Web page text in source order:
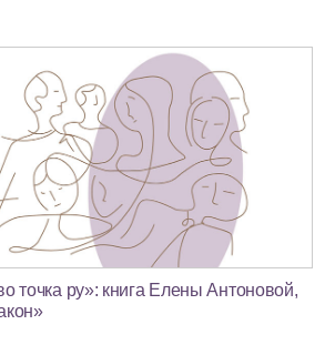
точка ру»: книга Елены Антоновой,